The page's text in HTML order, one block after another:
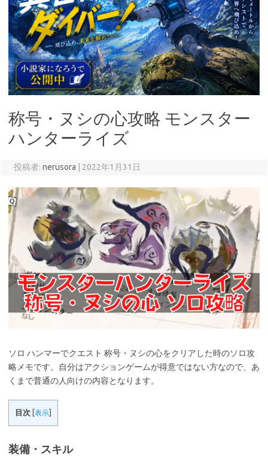
称号・ヌシの心攻略 モンスター
ハンターライズ
投稿者: nerusora 2022年1月31日
ソロ ハンマーでクエスト 称号・ヌシの心をクリアした時のソロ攻
略メモです。自分はアクションゲームが得意ではない方なので、あ
くまで普通の人向けの内容となります。
目次 表示
装備・スキル